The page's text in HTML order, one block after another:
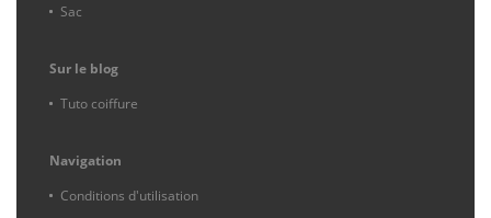
Sac
Sur le blog
Tuto coiffure
Navigation
Conditions d'utilisation